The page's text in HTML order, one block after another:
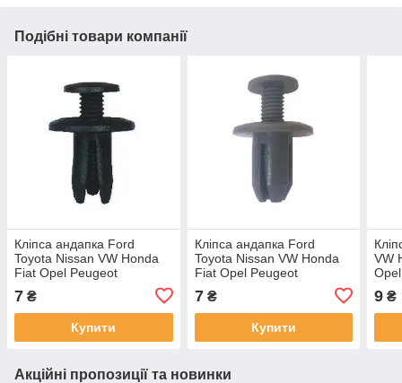
Подібні товари компанії
Кліпса андапка Ford
Toyota Nissan VW Honda
Fiat Opel Peugeot
Mercedes Citroen Daewoo
Mitsubishi відв. 10,0 №80
7 ₴
Купити
Кліпса андапка Ford
Toyota Nissan VW Honda
Fiat Opel Peugeot
Mercedes Citroen Daewoo
Mitsubishi відв. 10,0 №80
7₴
Купити
VW
9 ₴
Акційні пропозиції та новинки